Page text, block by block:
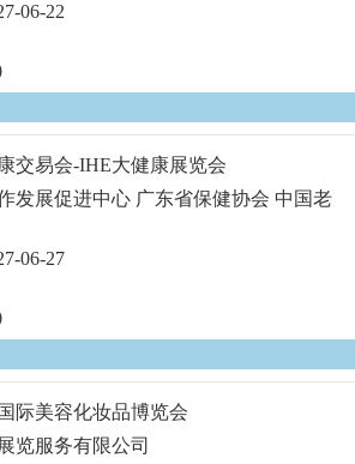
06-22
交易会-IHE大健康展览会
发展促进中心 广东省保健协会 中国老
06-27
际美容化妆品博览会
览服务有限公司